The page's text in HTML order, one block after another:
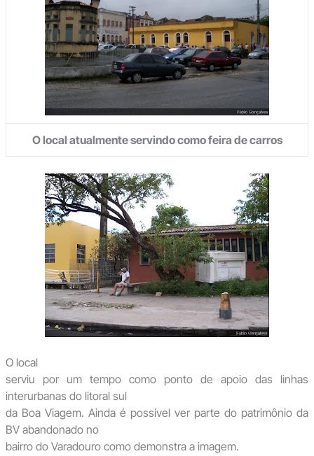
Olocal atualmente servindo como feira de carros
O local
serviu por um tempo como ponto de apoio das linhas
interurbanas do litoral sul
da Boa Viagem. Ainda é possível ver parte do patrimônio da
BV abandonado no
bairro do Varadouro como demonstra a imagem.